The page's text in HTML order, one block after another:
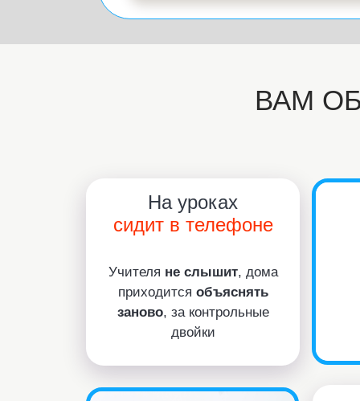
ВАМ
На уроках
сидит в телефоне
Учителя не слышит, дома
приходится объяснять
заново, за контрольные
двойки